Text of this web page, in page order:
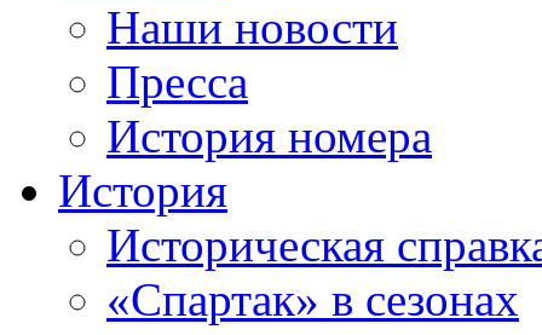
Наши новости
Пресса
История номера
История
Историческая
«Спартак» в сезонах